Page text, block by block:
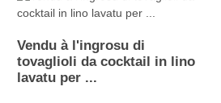
Vendu à l'ingrosu di
tovaglioli da cocktail in lino
lavatu per ...